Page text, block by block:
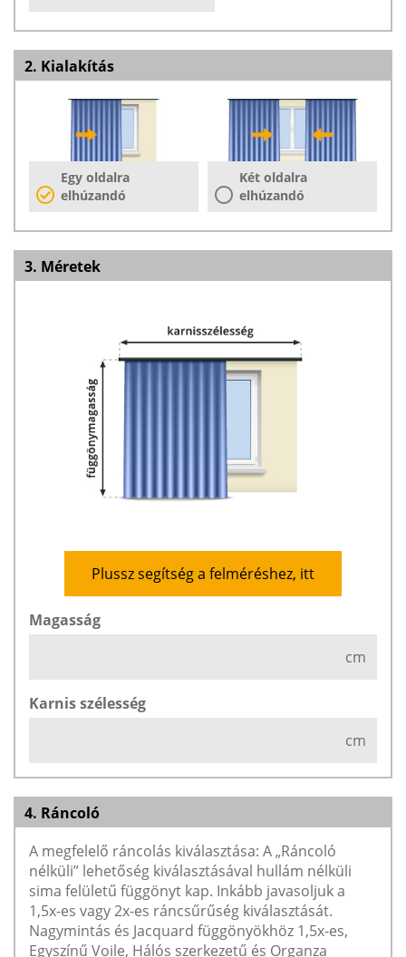
2. Kialakítás
Egy oldalra
elhúzandó
Két oldalra
elhúzandó
3. Méretek
Plussz segítség a felméréshez, itt
Magasság
cm
Karnis szélesség
cm
4. Ráncoló
A megfelelő ráncolás kiválasztása: A „Ráncoló
nélküli” lehetőség kiválasztásával hullám nélküli
sima felületű függönyt kap. Inkább javasoljuk a
1,5x-es vagy 2x-es ráncsűrűség kiválasztását.
Nagymintás és Jacquard függönyökhöz 1,5x-es,
Egyszínű Voile, Hálós szerkezetű és Organza